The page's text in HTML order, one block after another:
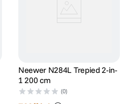
Neewer N284L Trepied 2-in-
1 200 cm
(0)